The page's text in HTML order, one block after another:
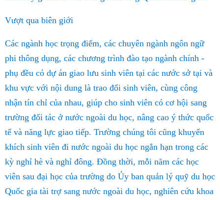
Vượt qua biên giới
Các ngành học trọng điểm, các chuyên ngành ngôn ngữ
phi thông dụng, các chương trình đào tạo ngành chính -
phụ đều có dự án giao lưu sinh viên tại các nước sở tại và
khu vực với nội dung là trao đổi sinh viên, cùng công
nhận tín chỉ của nhau, giúp cho sinh viên có cơ hội sang
trường đối tác ở nước ngoài du học, nâng cao ý thức quốc
tế và năng lực giao tiếp. Trường chúng tôi cũng khuyến
khích sinh viên đi nước ngoài du học ngắn hạn trong các
kỳ nghỉ hè và nghỉ đông. Đồng thời, mỗi năm các học
viên sau đại học của trường do Ủy ban quản lý quỹ du học
Quốc gia tài trợ sang nước ngoài du học, nghiên cứu khoa